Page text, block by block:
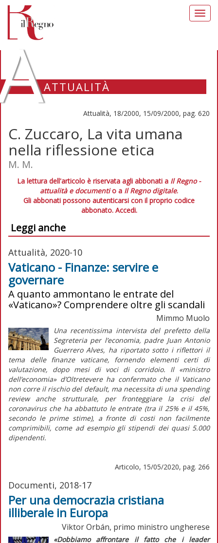
ATTUALITÀ
Attualità, 18/2000, 15/09/2000, pag. 620
C. Zuccaro, La vita umana
nella riflessione etica
M. M.
La lettura dell'articolo è riservata agli abbonati a Il Regno -
attualità e documentio a Il Regno digitale.
Gli abbonati possono autenticarsi con il proprio codice
abbonato. Accedi.
Leggi anche
Attualità, 2020-10
Vaticano - Finanze: servire e
governare
A quanto ammontano le entrate del
«Vaticano»? Comprendere oltre gli scandali
Mimmo Muolo
Una recentissima intervista del prefetto della
Segreteria per l’economia, padre Juan Antonio
Guerrero Alves, ha riportato sotto i riflettori il
tema delle finanze vaticane, fornendo elementi certi di
valutazione, dopo mesi di voci di corridoio. Il «ministro
dell’economia» d’Oltretevere ha confermato che il Vaticano
non corre il rischio del default, ma necessita di una spending
review anche strutturale, per fronteggiare la crisi del
coronavirus che ha abbattuto le entrate (tra il 25% e il 45%,
secondo le prime stime), a fronte di costi non facilmente
comprimibili, come ad esempio gli stipendi dei quasi 5.000
dipendenti.
Articolo, 15/05/2020, pag. 266
Documenti, 2018-17
Per una democrazia cristiana
illiberale in Europa
Viktor Orbán, primo ministro ungherese
«Dobbiamo affrontare il fatto che i leader